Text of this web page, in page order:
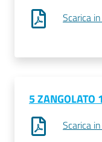
Seguici
Scarica
5
Scarica